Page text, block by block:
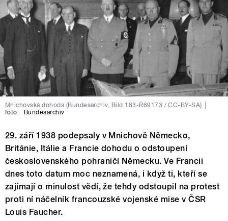
Mnichovská dohoda (Bundesarchiv, Bild 183-R69173 / CC-BY-SA)
foto:
Bundesarchiv
29. září 1938 podepsaly v Mnichově Německo,
Británie, Itálie a Francie dohodu o odstoupení
československého pohraničí Německu. Ve Francii
dnes toto datum moc neznamená, i když ti, kteří se
zajímají o minulost vědí, že tehdy odstoupil na protest
proti ní náčelník francouzské vojenské mise v ČSR
Louis Faucher.